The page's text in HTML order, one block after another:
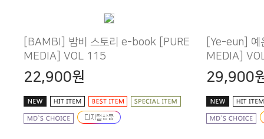
MEDIA] VOL 115
22,900원
MEDIA]
29,900